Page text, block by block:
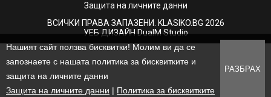
Защита на личните данни
ВСИЧКИ ПРАВА ЗАПАЗЕНИ. KLASIKO.BG 2026
УЕБ ДИЗАЙН DualM Studio
Нашият сайт ползва бисквитки! Молим ви да се
запознаете с нашата политика за бисквитките и
защита на личните данни
Защита на личните данни | Политика за бисквитките
РАЗБРАХ